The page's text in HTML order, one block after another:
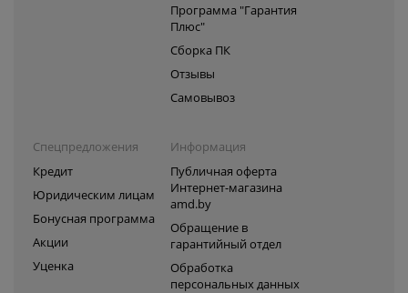
Программа "Гарантия
Плюс"
Сборка ПК
Отзывы
Самовывоз
Спецпредложения
Кредит
Юридическим лицам
Бонусная программа
Акции
Уценка
Информация
Публичная оферта
Интернет-магазина
amd.by
Обращение в
гарантийный отдел
Обработка
персональных данных